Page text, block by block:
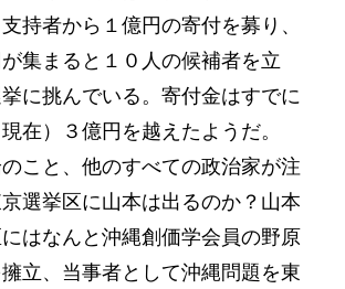
持者から１億円の寄付を募り、
集まると１０人の候補者を立
に挑んでいる。寄付金はすでに
現在）３億円を越えたようだ。
こと、他のすべての政治家が注
選挙区に山本は出るのか？山本
はなんと沖縄創価学会員の野原
立、当事者として沖縄問題を東